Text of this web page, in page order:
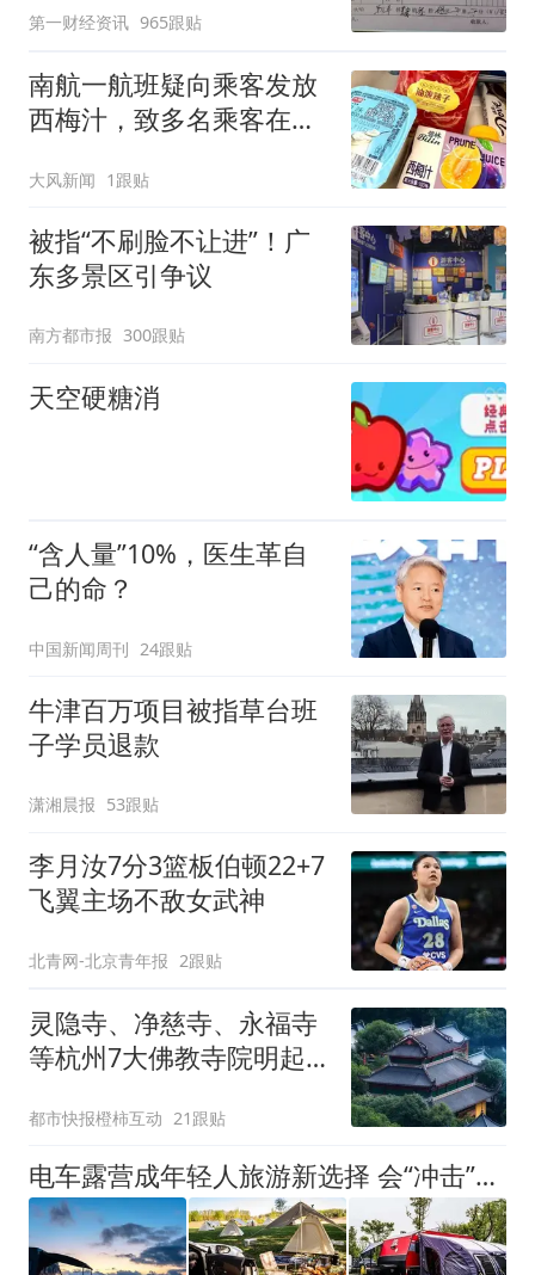
第一财经资讯 965跟贴
南航一航班疑向乘客发放
西梅汁，致多名乘客在飞
客：机上100多人只有2个
厕所；客服回应：并非每
架飞机都会发放西梅汁
大风新闻 1跟贴
被指“不刷脸不让进”！广
东多景区引争议
南方都市报 300跟贴
天空硬糖消
“含人量”10%，医生革自
己的命？
中国新闻周刊 24跟贴
牛津百万项目被指草台班
子学员退款
潇湘晨报 53跟贴
李月汝7分3篮板伯顿22+7
飞翼主场不敌女武神
北青网-北京青年报 2跟贴
灵隐寺、净慈寺、永福寺
等杭州7大佛教寺院明起
都市快报橙柿互动 21跟贴
电车露营成年轻人旅游新选择 会“冲击”传统住宿业吗？